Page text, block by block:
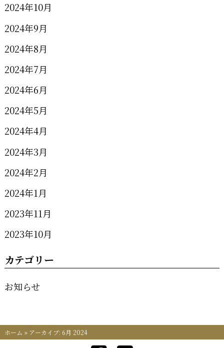
2024年10月
2024年9月
2024年8月
2024年7月
2024年6月
2024年5月
2024年4月
2024年3月
2024年2月
2024年1月
2023年11月
2023年10月
カテゴリー
お知らせ
ホーム » アーカイブ: 6月 2024